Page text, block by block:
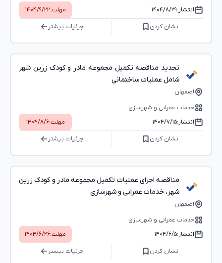
انتشار:۱۴۰۴/۸/۲۹ مهلت:۱۴۰۴/۹/۲۲
نشان کردن جزئیات بیشتر
تجدید مناقصه تکمیل مجموعه مادر و کودک زرین شهر
شامل عملیات ساختمانی
اصفهان
خدمات عمرانی و شهرسازی
انتشار:۱۴۰۴/۷/۱۵ مهلت:۱۴۰۴/۸/۶
نشان کردن جزئیات بیشتر
مناقصه اجرای عملیات تکمیل مجموعه مادر و کودک زرین
شهر، خدمات عمرانی و شهرسازی
اصفهان
خدمات عمرانی و شهرسازی
انتشار:۱۴۰۴/۶/۵ مهلت:۱۴۰۴/۶/۲۶
نشان کردن جزئیات بیشتر